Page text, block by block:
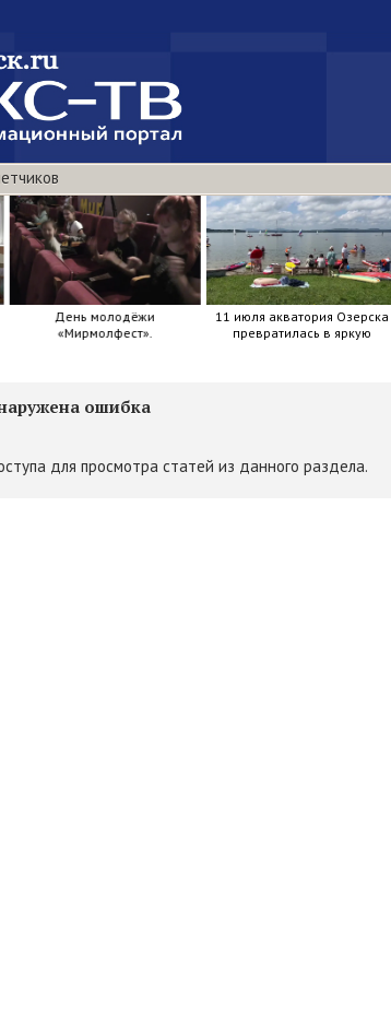
День молодёжи
«Мирмолфест».
11 июля акватория Озерска
превратилась в яркую
ошибка
для просмотра статей из данного раздела.